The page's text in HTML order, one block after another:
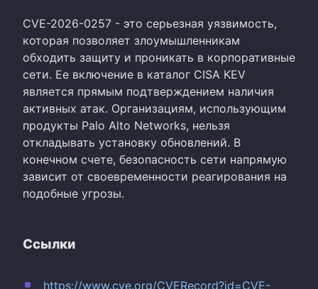
CVE-2026-0257 - это серьезная уязвимость,
которая позволяет злоумышленникам
обходить защиту и проникать в корпоративные
сети. Ее включение в каталог CISA KEV
является прямым подтверждением наличия
активных атак. Организациям, использующим
продукты Palo Alto Networks, нельзя
откладывать установку обновлений. В
конечном счете, безопасность сети напрямую
зависит от своевременности реагирования на
подобные угрозы.
Ссылки
https://www.cve.org/CVERecord?id=CVE-